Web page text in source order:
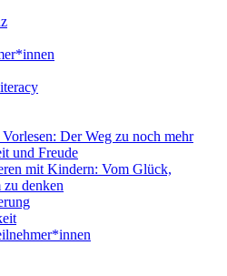
Vorlesen: Der Weg zu noch mehr
und Freude
mit Kindern: Vom Glück,
zu denken